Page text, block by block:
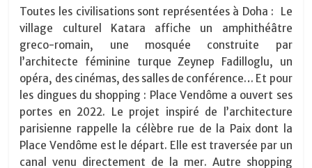
Toutes les civilisations sont représentées à Doha :
Le
village culturel Katara affiche un amphithéâtre
greco-romain, une mosquée construite par
l’architecte féminine turque Zeynep Fadilloglu, un
opéra, des cinémas, des salles de conférence… Et pour
les dingues du shopping : Place Vendôme a ouvert ses
portes en 2022. Le projet inspiré de l’architecture
parisienne rappelle la célèbre rue de la Paix dont la
Place Vendôme est le départ. Elle est traversée par un
canal venu directement de la mer. Autre shopping